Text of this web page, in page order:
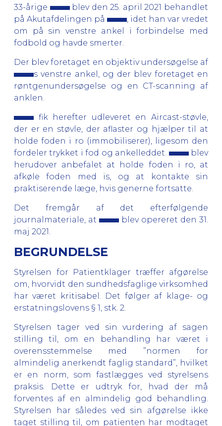
33-årige
blev den 25. april 2021 behandlet
på Akutafdelingen på
, idet han var vredet
om på sin venstre ankel i forbindelse med
fodbold og havde smerter.
Der blev foretaget en objektiv undersøgelse af
s venstre ankel, og der blev foretaget en
røntgenundersøgelse og en CT-scanning af
anklen.
fik herefter udleveret en Aircast-støvle,
der er en støvle, der aflaster og hjælper til at
holde foden i ro (immobiliserer), ligesom den
fordeler trykket i fod og ankelleddet.
blev
herudover anbefalet at holde foden i ro, at
afkøle foden med is, og at kontakte sin
praktiserende læge, hvis generne fortsatte.
Det fremgår af det efterfølgende
journalmateriale, at
blev opereret den 31.
maj 2021.
BEGRUNDELSE
Styrelsen for Patientklager træffer afgørelse
om, hvorvidt den sundhedsfaglige virksomhed
har været kritisabel. Det følger af klage- og
erstatningslovens § 1, stk. 2.
Styrelsen tager ved sin vurdering af sagen
stilling til, om en behandling har været i
overensstemmelse med ”normen for
almindelig anerkendt faglig standard”, hvilket
er en norm, som fastlægges ved styrelsens
praksis. Dette er udtryk for, hvad der må
forventes af en almindelig god behandling.
Styrelsen har således ved sin afgørelse ikke
taget stilling til, om patienten har modtaget